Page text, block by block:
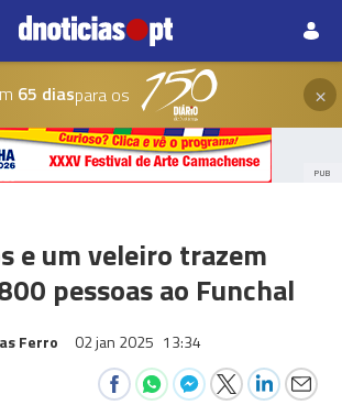
65 diaspara os ×
PUB
e um veleiro trazem
pessoas ao Funchal
Ferro 02 jan 2025 13:34